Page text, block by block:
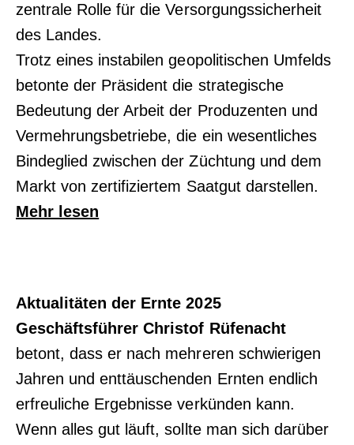
zentrale Rolle für die Versorgungssicherheit
des Landes.
Trotz eines instabilen geopolitischen Umfelds
betonte der Präsident die strategische
Bedeutung der Arbeit der Produzenten und
Vermehrungsbetriebe, die ein wesentliches
Bindeglied zwischen der Züchtung und dem
Markt von zertifiziertem Saatgut darstellen.
Mehr lesen
Aktualitäten der Ernte 2025
Geschäftsführer Christof Rüfenacht
betont, dass er nach mehreren schwierigen
Jahren und enttäuschenden Ernten endlich
erfreuliche Ergebnisse verkünden kann.
Wenn alles gut läuft, sollte man sich darüber